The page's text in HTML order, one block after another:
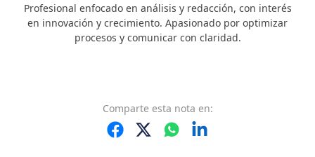
Profesional enfocado en análisis y redacción, con interés
en innovación y crecimiento. Apasionado por optimizar
procesos y comunicar con claridad.
Comparte esta nota en: